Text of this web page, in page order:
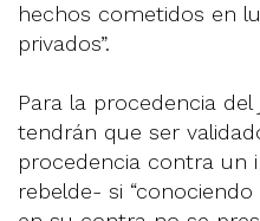
hechos cometidos en
privados”.
Para la procedencia
tendrán que ser
procedencia contra un
rebelde- si